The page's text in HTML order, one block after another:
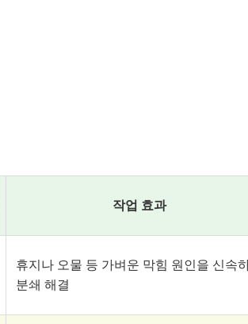
작업 효과
휴지나 오물 등 가벼운 막힘 원인을 신속
분쇄 해결